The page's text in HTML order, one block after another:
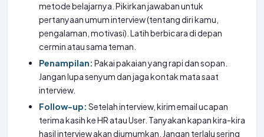
metode belajarnya. Pikirkan jawaban untuk
pertanyaan umum interview (tentang diri kamu,
pengalaman, motivasi). Latih berbicara di depan
cermin atau sama teman.
Penampilan: Pakai pakaian yang rapi dan sopan.
Jangan lupa senyum dan jaga kontak mata saat
interview.
Follow-up: Setelah interview, kirim email ucapan
terima kasih ke HR atau User. Tanyakan kapan kira-kira
hasil interview akan diumumkan. Jangan terlalu sering